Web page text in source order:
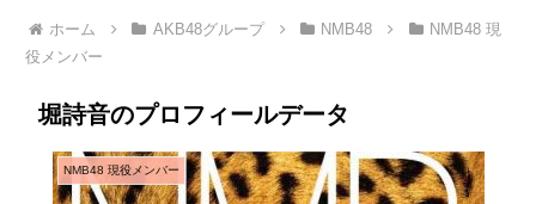
ホーム AKB48グループ NMB48
NMB48 現
役メンバー
堀詩音のプロフィールデータ
NMB48 現役メンバー